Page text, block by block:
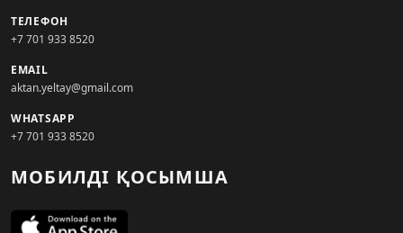
ТЕЛЕФОН
+7 701 933 8520
EMAIL
aktan.yeltay@gmail.com
WHATSAPP
+7 701 933 8520
МОБИЛДІ ҚОСЫМША